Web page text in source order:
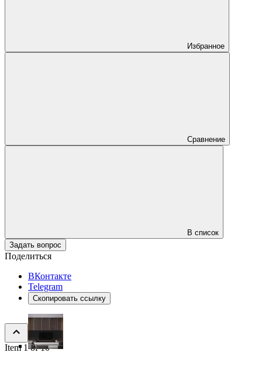
Избранное
Сравнение
В список
Задать вопрос
Поделиться
ВКонтакте
Telegram
Скопировать ссылку
Item 1 of 10